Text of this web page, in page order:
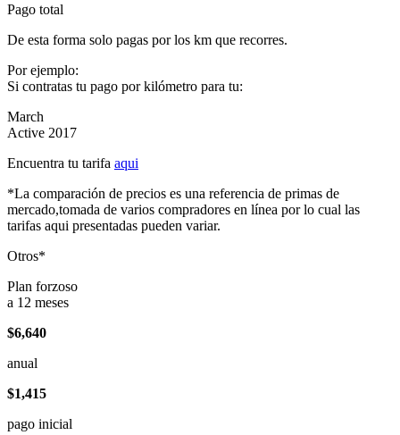
Pago total
De esta forma solo pagas por los km que recorres.
Por ejemplo:
Si contratas tu pago por kilómetro para tu:
March
Active 2017
Encuentra tu tarifa aqui
*La comparación de precios es una referencia de primas de
mercado,tomada de varios compradores en línea por lo cual las
tarifas aqui presentadas pueden variar.
Otros*
Plan forzoso
a 12 meses
$6,640
anual
$1,415
pago inicial